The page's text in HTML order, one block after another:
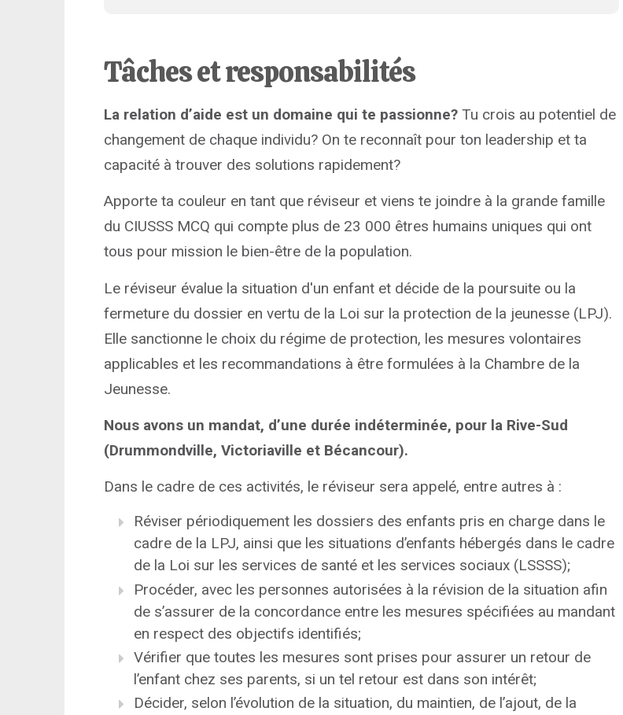
Tâches et responsabilités
La relation d’aide est un domaine qui te passionne? Tu crois au potentiel de
changement de chaque individu? On te reconnaît pour ton leadership et ta
capacité à trouver des solutions rapidement?
Apporte ta couleur en tant que réviseur et viens te joindre à la grande famille
du CIUSSS MCQ qui compte plus de 23 000 êtres humains uniques qui ont
tous pour mission le bien-être de la population.
Le réviseur évalue la situation d'un enfant et décide de la poursuite ou la
fermeture du dossier en vertu de la Loi sur la protection de la jeunesse (LPJ).
Elle sanctionne le choix du régime de protection, les mesures volontaires
applicables et les recommandations à être formulées à la Chambre de la
Jeunesse.
Nous avons un mandat, d’une durée indéterminée, pour la Rive-Sud
(Drummondville, Victoriaville et Bécancour).
Dans le cadre de ces activités, le réviseur sera appelé, entre autres à :
Réviser périodiquement les dossiers des enfants pris en charge dans le
cadre de la LPJ, ainsi que les situations d’enfants hébergés dans le cadre
de la Loi sur les services de santé et les services sociaux (LSSSS);
Procéder, avec les personnes autorisées à la révision de la situation afin
de s’assurer de la concordance entre les mesures spécifiées au mandant
en respect des objectifs identifiés;
Vérifier que toutes les mesures sont prises pour assurer un retour de
l’enfant chez ses parents, si un tel retour est dans son intérêt;
Décider, selon l’évolution de la situation, du maintien, de l’ajout, de la